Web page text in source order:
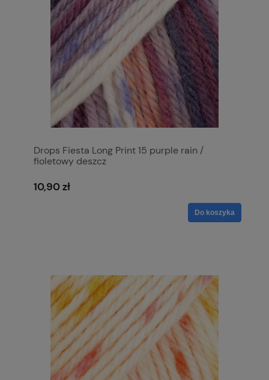
Drops Fiesta Long Print 15 purple rain /
fioletowy deszcz
10,90 zł
Do koszyka